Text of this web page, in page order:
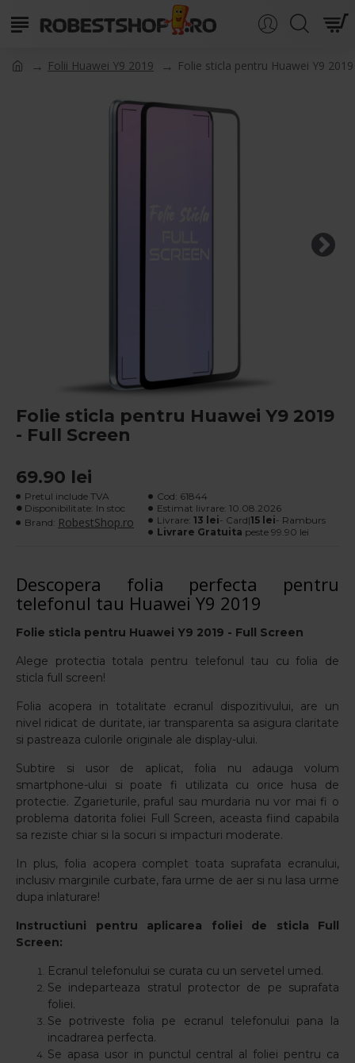
Folii Huawei Y9 2019 Folie sticla pentru Huawei Y9
Folie sticla pentru Huawei Y9 2019
- Full Screen
69.90 lei
Pretul include TVA
Disponibilitate: In stoc
Brand: RobestShop.ro
Cod: 61844
Estimat livrare: 10.08.2026
Livrare: 13 lei- Card|15 lei- Ramburs
Livrare Gratuita peste 99.90 lei
Descopera folia perfecta pentru
telefonul tau Huawei Y9 2019
Folie sticla pentru Huawei Y9 2019 - Full Screen
Alege protectia totala pentru telefonul tau cu folia de
sticla full screen!
Folia acopera in totalitate ecranul dispozitivului, are un
nivel ridicat de duritate, iar transparenta sa asigura claritate
si pastreaza culorile originale ale display-ului.
Subtire si usor de aplicat, folia nu adauga volum
smartphone-ului si poate fi utilizata cu orice husa de
protectie. Zgarieturile, praful sau murdaria nu vor mai fi o
problema datorita foliei Full Screen, aceasta fiind capabila
sa reziste chiar si la socuri si impacturi moderate.
In plus, folia acopera complet toata suprafata ecranului,
inclusiv marginile curbate, fara urme de aer si nu lasa urme
dupa inlaturare!
Instructiuni pentru aplicarea foliei de sticla Full
Screen:
Ecranul telefonului se curata cu un servetel umed.
Se indeparteaza stratul protector de pe suprafata
foliei.
Se potriveste folia pe ecranul telefonului pana la
incadrarea perfecta.
Se apasa usor in punctul central al foliei pentru ca